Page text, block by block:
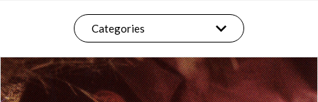
Categories